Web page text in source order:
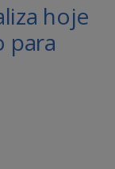
hoje
para